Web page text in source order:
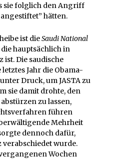
sie folglich den Angriff
hätten.
ist dieSaudi National
die hauptsächlich in
ist. Die saudische
Jahr die Obama-
Druck, um JASTA zu
sie damit drohte, den
zu lassen,
führen
Mehrheit
dennoch dafür,
verabschiedet wurde.
Wochen